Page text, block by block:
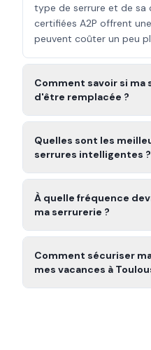
type de serrure et de sa
certifiées A2P offrent
peuvent coûter un peu
Comment savoir si ma
d'être remplacée ?
Quelles sont les
serrures intelligentes ?
À quelle fréquence
ma serrurerie ?
Comment sécuriser
mes vacances à